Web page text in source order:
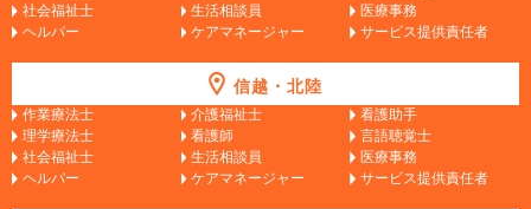
社会福祉士
生活相談員
医療事務
ヘルパー
ケアマネージャー サービス提供責任者
信越・北陸
作業療法士 介護福祉士
看護助手
理学療法士
看護師
言語聴覚士
社会福祉士
生活相談員
医療事務
ヘルパー
ケアマネージャー サービス提供責任者